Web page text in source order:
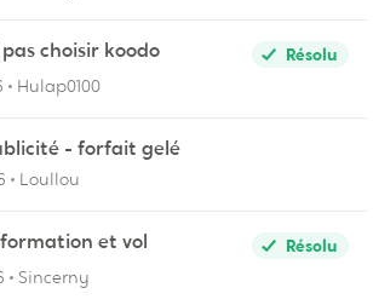
Pourquoi pas choisir koodo
Résolu
Hulap0100
- forfait gelé
Loullou
et vol
Résolu
Sincerny